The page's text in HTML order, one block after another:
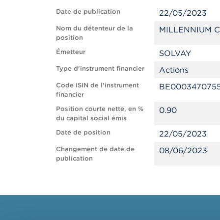
Date de publication 22/05/2023
Nom du détenteur de la
position
MILLENNIUM
Émetteur SOLVAY
Type d'instrument financier Actions
Code ISIN de l'instrument
financier
Position courte nette, en %
du capital social émis
0.90
Date de position 22/05/2023
Changement de date de
publication
08/06/2023